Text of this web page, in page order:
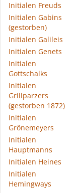
Initialen Freuds
Initialen Gabins
(gestorben)
Initialen Galileis
Initialen Genets
Initialen
Gottschalks
Initialen
Grillparzers
(gestorben 1872)
Initialen
Grönemeyers
Initialen
Hauptmanns
Initialen Heines
Initialen
Hemingways